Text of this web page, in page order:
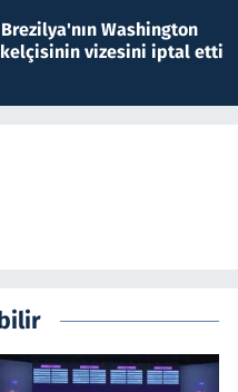
Brezilya'nın Washington
vizesini iptal etti